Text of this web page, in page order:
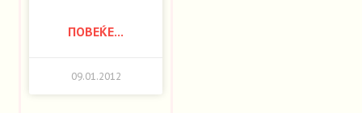
ПОВЕЌЕ...
09.01.2012